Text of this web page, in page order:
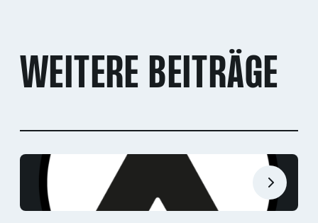
WEITERE BEITRÄGE